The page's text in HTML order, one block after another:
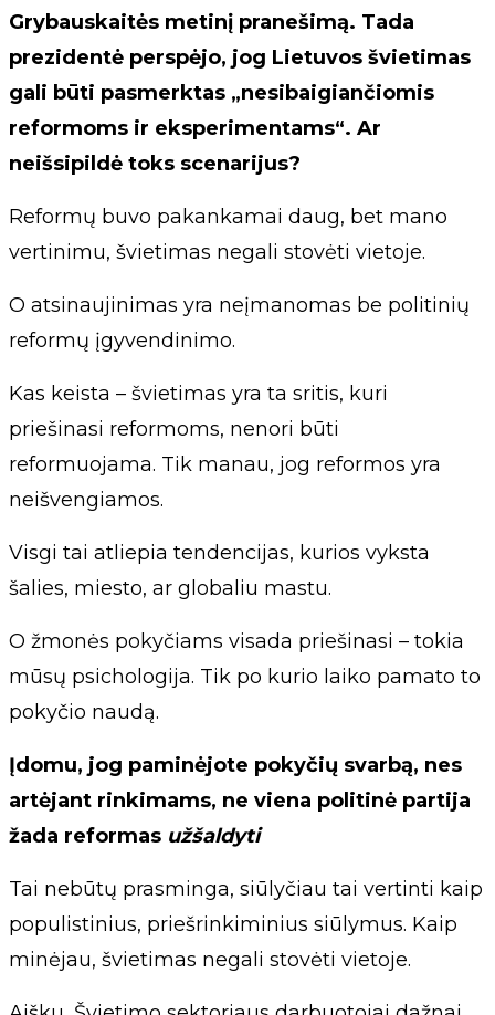
Grybauskaitės metinį pranešimą. Tada
prezidentė perspėjo, jog Lietuvos švietimas
gali būti pasmerktas „nesibaigiančiomis
reformoms ir eksperimentams“. Ar
neišsipildė toks scenarijus?
Reformų buvo pakankamai daug, bet mano
vertinimu, švietimas negali stovėti vietoje.
O atsinaujinimas yra neįmanomas be politinių
reformų įgyvendinimo.
Kas keista – švietimas yra ta sritis, kuri
priešinasi reformoms, nenori būti
reformuojama. Tik manau, jog reformos yra
neišvengiamos.
Visgi tai atliepia tendencijas, kurios vyksta
šalies, miesto, ar globaliu mastu.
O žmonės pokyčiams visada priešinasi – tokia
mūsų psichologija. Tik po kurio laiko pamato to
pokyčio naudą.
Įdomu, jog paminėjote pokyčių svarbą, nes
artėjant rinkimams, ne viena politinė partija
žada reformas užšaldyti
Tai nebūtų prasminga, siūlyčiau tai vertinti kaip
populistinius, priešrinkiminius siūlymus. Kaip
minėjau, švietimas negali stovėti vietoje.